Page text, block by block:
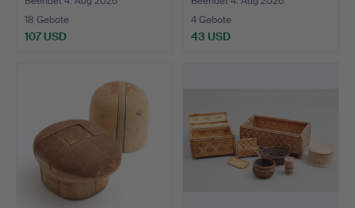
18 Gebote
107 USD
4 Gebote
43 USD